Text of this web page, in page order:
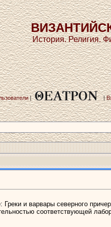
История. Религия.
| |
Греки и варвары северного
соответствующей